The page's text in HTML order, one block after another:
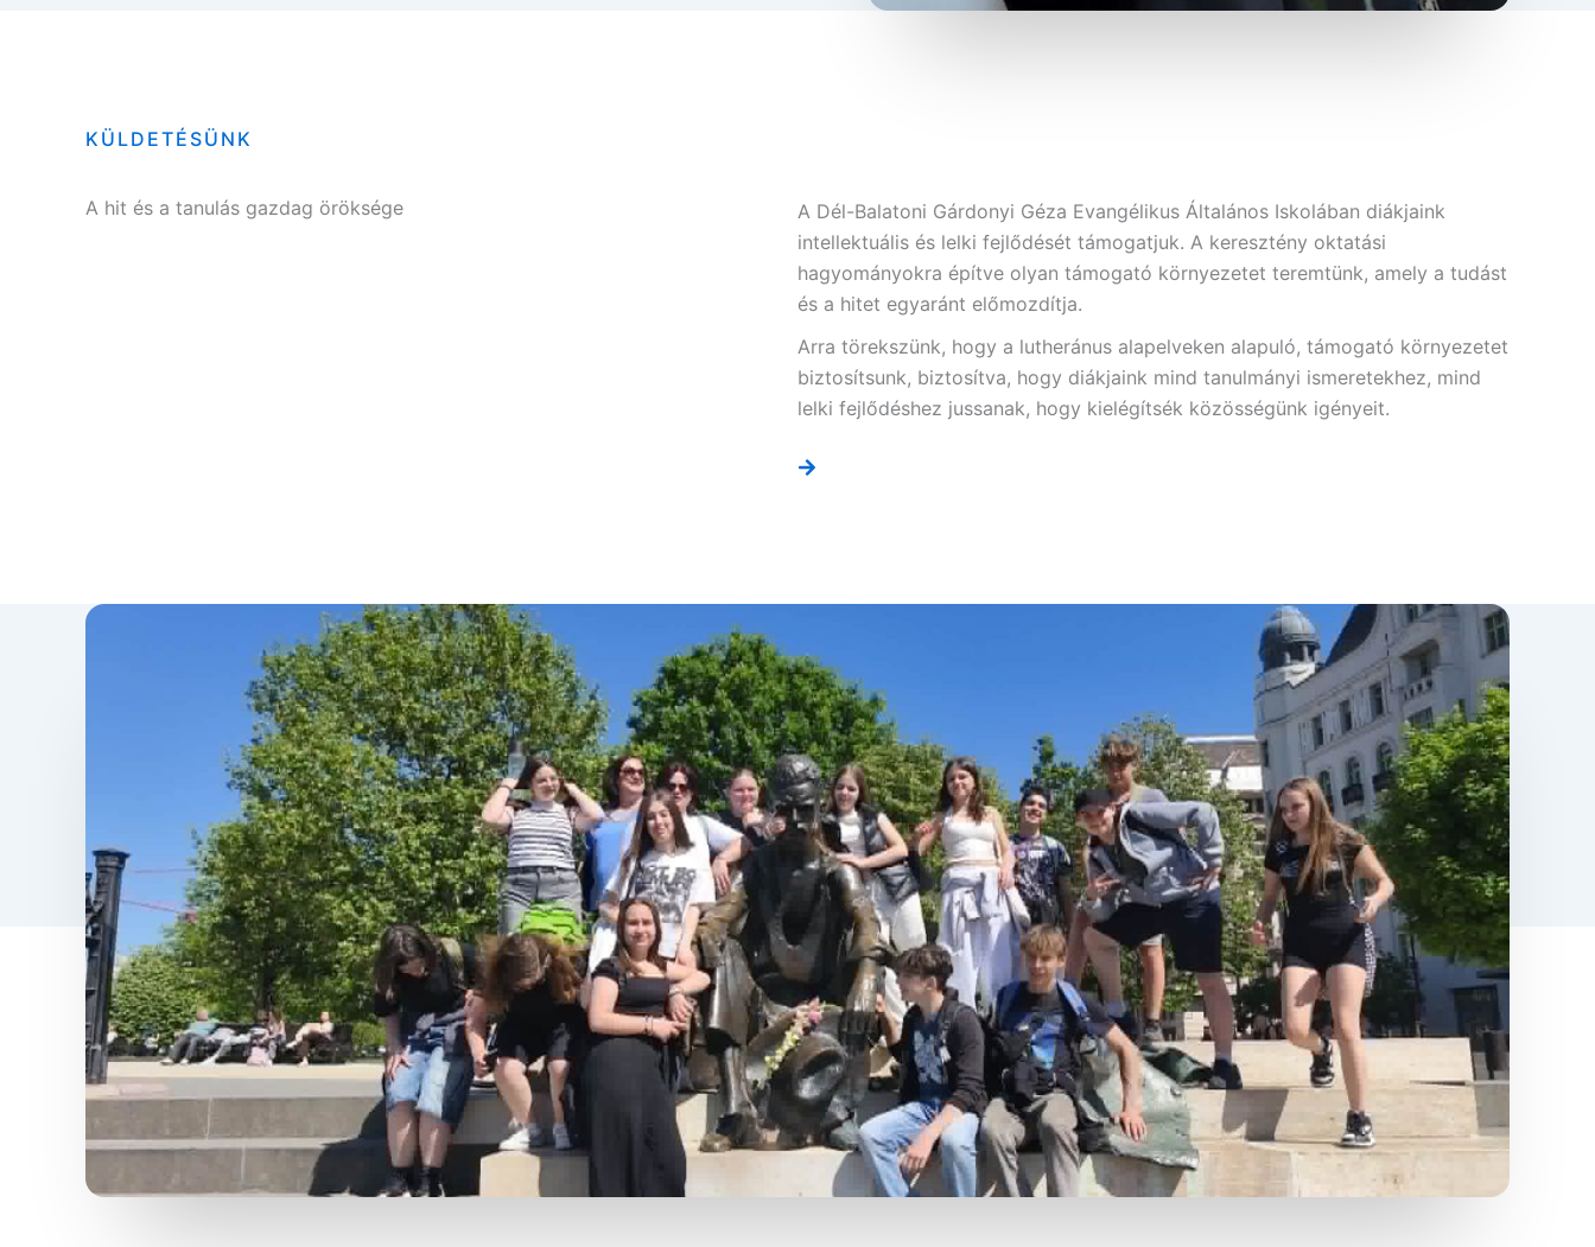
KÜLDETÉSÜNK
A hit és a tanulás gazdag öröksége
A Dél-Balatoni Gárdonyi Géza Evangélikus Általános Iskolában diákjaink
intellektuális és lelki fejlődését támogatjuk. A keresztény oktatási
hagyományokra építve olyan támogató környezetet teremtünk, amely a tudást
és a hitet egyaránt előmozdítja.
Arra törekszünk, hogy a lutheránus alapelveken alapuló, támogató környezetet
biztosítsunk, biztosítva, hogy diákjaink mind tanulmányi ismeretekhez, mind
lelki fejlődéshez jussanak, hogy kielégítsék közösségünk igényeit.